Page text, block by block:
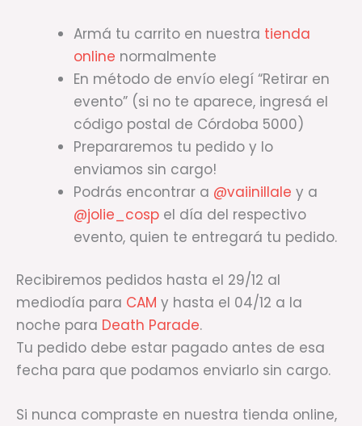
Armá tu carrito en nuestra tienda
online normalmente
En método de envío elegí “Retirar en
evento” (si no te aparece, ingresá el
código postal de Córdoba 5000)
Prepararemos tu pedido y lo
enviamos sin cargo!
Podrás encontrar a @vaiinillale y a
@jolie_cosp el día del respectivo
evento, quien te entregará tu pedido.
Recibiremos pedidos hasta el 29/12 al
mediodía para CAM y hasta el 04/12 a la
noche para Death Parade.
Tu pedido debe estar pagado antes de esa
fecha para que podamos enviarlo sin cargo.
Si nunca compraste en nuestra tienda online,